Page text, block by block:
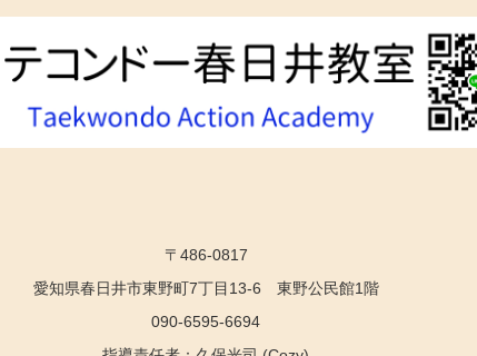
〒486-0817
愛知県春日井市東野町7丁目13-6 東野公民館1階
090-6595-6694